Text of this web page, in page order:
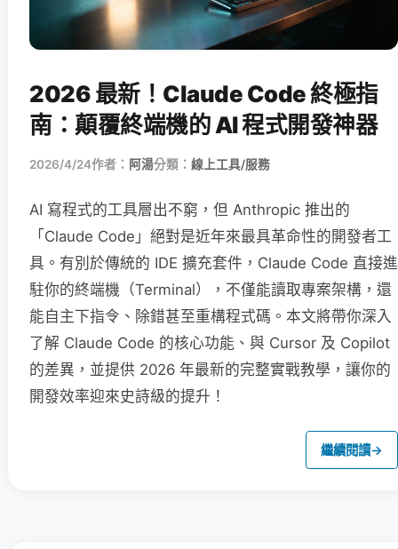
2026 最新！Claude Code 終極指
南：顛覆終端機的 AI 程式開發神器
2026/4/24作者： 阿湯分類： 線上工具/服務
AI 寫程式的工具層出不窮，但 Anthropic 推出的
「Claude Code」絕對是近年來最具革命性的開發者工
具。有別於傳統的 IDE 擴充套件，Claude Code 直接進
駐你的終端機（Terminal），不僅能讀取專案架構，還
能自主下指令、除錯甚至重構程式碼。本文將帶你深入
了解 Claude Code 的核心功能、與 Cursor 及 Copilot
的差異，並提供 2026 年最新的完整實戰教學，讓你的
開發效率迎來史詩級的提升！
繼續閱讀→